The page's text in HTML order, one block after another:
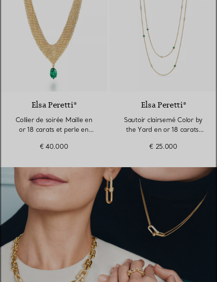
Elsa Peretti®
Collier de soirée Maille en
or 18 carats et perle en
€ 40.000
Elsa Peretti®
Sautoir clairsemé Color by
the Yard en or 18 carats,
€ 25.000